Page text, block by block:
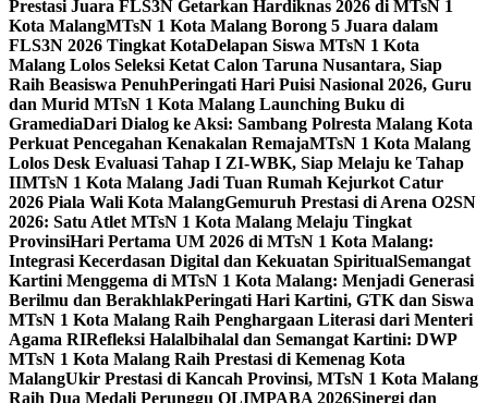
Prestasi Juara FLS3N Getarkan Hardiknas 2026 di MTsN 1
Kota MalangMTsN 1 Kota Malang Borong 5 Juara dalam
FLS3N 2026 Tingkat KotaDelapan Siswa MTsN 1 Kota
Malang Lolos Seleksi Ketat Calon Taruna Nusantara, Siap
Raih Beasiswa PenuhPeringati Hari Puisi Nasional 2026, Guru
dan Murid MTsN 1 Kota Malang Launching Buku di
GramediaDari Dialog ke Aksi: Sambang Polresta Malang Kota
Perkuat Pencegahan Kenakalan RemajaMTsN 1 Kota Malang
Lolos Desk Evaluasi Tahap I ZI-WBK, Siap Melaju ke Tahap
IIMTsN 1 Kota Malang Jadi Tuan Rumah Kejurkot Catur
2026 Piala Wali Kota MalangGemuruh Prestasi di Arena O2SN
2026: Satu Atlet MTsN 1 Kota Malang Melaju Tingkat
ProvinsiHari Pertama UM 2026 di MTsN 1 Kota Malang:
Integrasi Kecerdasan Digital dan Kekuatan SpiritualSemangat
Kartini Menggema di MTsN 1 Kota Malang: Menjadi Generasi
Berilmu dan BerakhlakPeringati Hari Kartini, GTK dan Siswa
MTsN 1 Kota Malang Raih Penghargaan Literasi dari Menteri
Agama RIRefleksi Halalbihalal dan Semangat Kartini: DWP
MTsN 1 Kota Malang Raih Prestasi di Kemenag Kota
MalangUkir Prestasi di Kancah Provinsi, MTsN 1 Kota Malang
Raih Dua Medali Perunggu OLIMPABA 2026Sinergi dan